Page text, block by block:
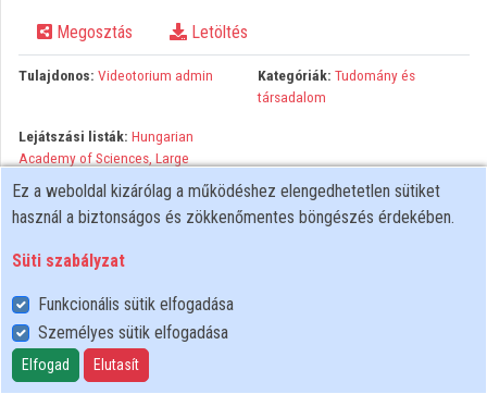
Megosztás Letöltés
Tulajdonos: Videotorium admin Kategóriák: Tudomány és
társadalom
Lejátszási listák: Hungarian
Academy of Sciences, Large
Lecture Hall
Organised by: UNESCO, S4D4C (Horizon 2020 project) Venue:
Session description There is no doubt that science technology
and innovation (STI) act as the most critical driver and enabler of
the wellbeing of people and the planet. They also play a pivotal
role in achieving the 2030 Sustainable Development Agenda and
all of the 17 Sustainable Development Goals (SDGs). Normative
Ez a weboldal kizárólag a működéshez elengedhetetlen sütiket
használ a biztonságos és zökkenőmentes böngészés érdekében.
Süti szabályzat
Funkcionális sütik elfogadása
Személyes sütik elfogadása
Elfogad Elutasít